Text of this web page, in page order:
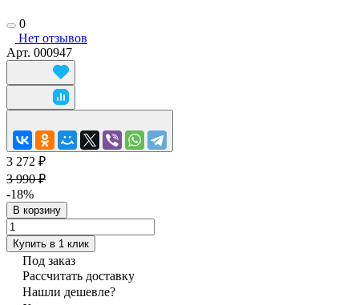
0
Нет отзывов
Арт. 000947
3 272 ₽
3 990 ₽
-18%
В корзину
Купить в 1 клик
Под заказ
Рассчитать доставку
Нашли дешевле?